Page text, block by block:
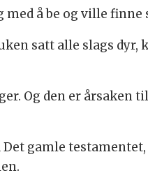
å be og ville finne
satt alle slags dyr,
Og den er årsaken
gamle